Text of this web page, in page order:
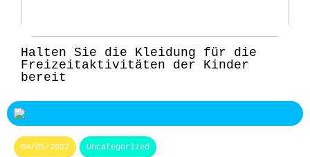
Halten Sie die Kleidung für die
Freizeitaktivitäten der Kinder
bereit
04/05/2022 Uncategorized